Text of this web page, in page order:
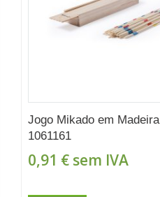
Jogo Mikado em Madeira
1061161
0,91 €sem IVA